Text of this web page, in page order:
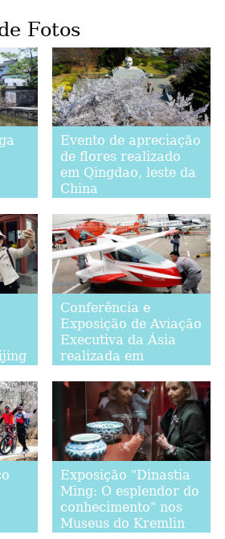
Fotos
Evento de apreciação
de flores realizado
em Qingdao, leste da
China
Conferência e
Exposição de Aviação
Executiva da Ásia
realizada em
Exposição "Dinastia
Ming: O esplendor do
conhecimento" nos
Museus do Kremlin